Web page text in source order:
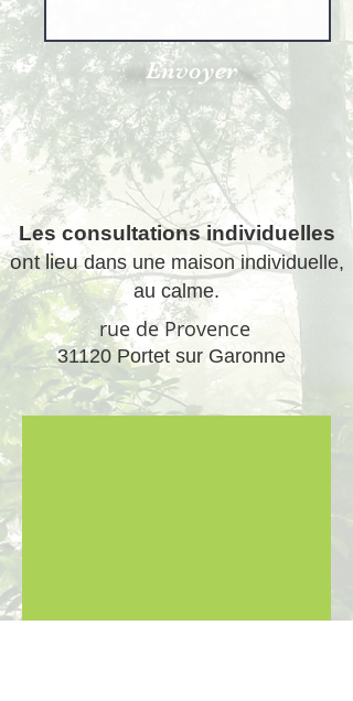
Envoyer
Les consultations individuelles
ont lieu dans une maison individuelle,
au calme.
rue de Provence
31120 Portet sur Garonne